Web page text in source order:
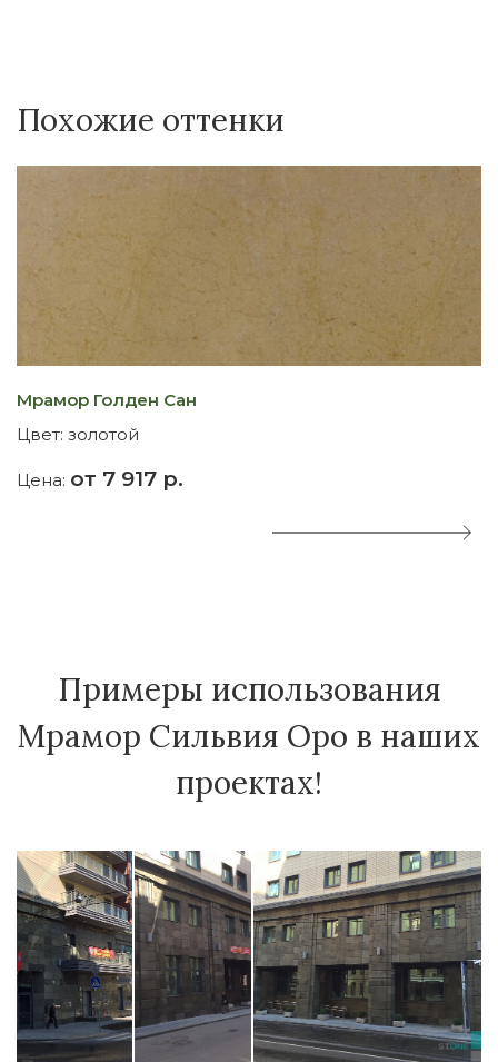
Похожие оттенки
Мрамор Голден Сан
Цвет: золотой
Цена: от 7 917 р.
Примеры использования
Мрамор Сильвия Оро в наших
проектах!